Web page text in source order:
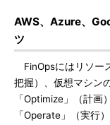
AWS、Azure、
ツ
FinOpsにはリソー
把握）、仮想マシン
「Optimize」（計
「Operate」（実行